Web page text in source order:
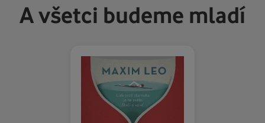
A všetci budeme mladí